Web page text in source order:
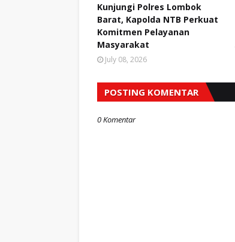
Kunjungi Polres Lombok
Barat, Kapolda NTB Perkuat
Komitmen Pelayanan
Masyarakat
July 08, 2026
POSTING KOMENTAR
0 Komentar